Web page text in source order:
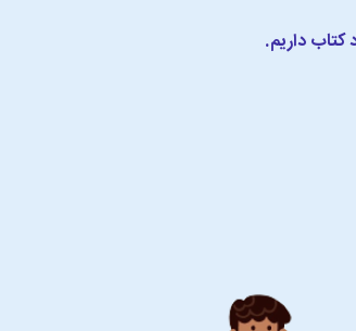
کتاب داریم.